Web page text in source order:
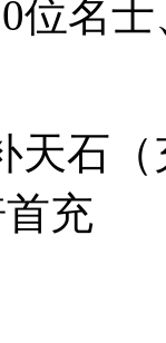
位名
天石
充